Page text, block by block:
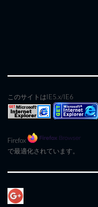
このサイトはIE5.x/IE6
Firefox
で最適化されています。